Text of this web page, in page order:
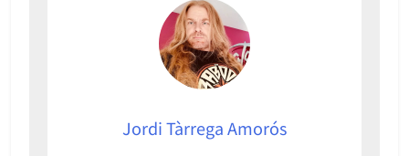
Jordi Tàrrega Amorós